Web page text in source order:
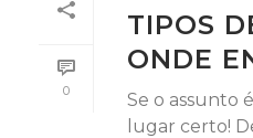
0
TIPOS
ONDE
Se o assunto
lugar certo!